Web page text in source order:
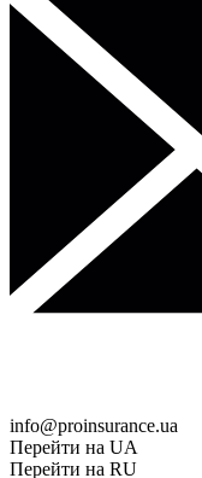
info@proinsurance.ua
Перейти на UA
Перейти на RU